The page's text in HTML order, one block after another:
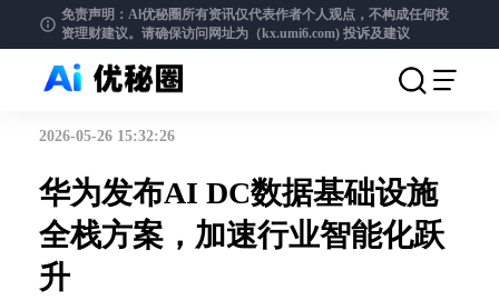
免责声明：Al优秘圈所有资讯仅代表作者个人观点，不构成任何投
资理财建议。请确保访问网址为（kx.umi6.com) 投诉及建议
2026-05-26 15:32:26
华为发布AI DC数据基础设施
全栈方案，加速行业智能化跃
升